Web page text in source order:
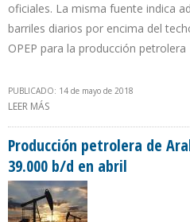
oficiales. La misma fuente indica
barriles diarios por encima del
OPEP para la producción petrolera
PUBLICADO: 14 de mayo de 2018
LEER MÁS
Producción petrolera de
39.000 b/d en abril